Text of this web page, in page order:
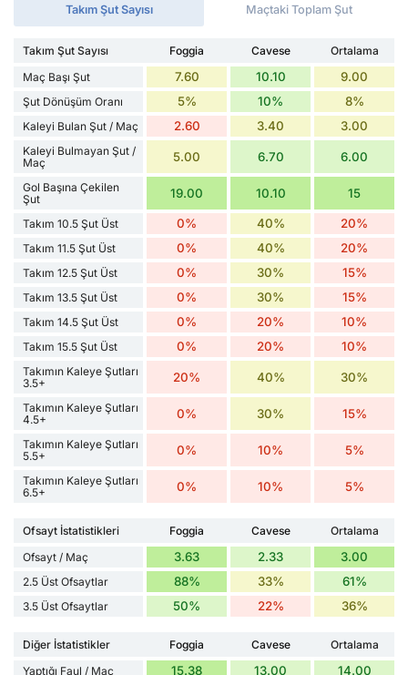
Takım Şut Sayısı Maçtaki Toplam Şut
Takım Şut Sayısı Foggia Cavese
Ortalama
Maç Başı Şut
7.60 10.10 9.00
Şut Dönüşüm Oranı 5% 10% 8%
Kaleyi Bulan Şut / Maç 2.60 3.40 3.00
Kaleyi Bulmayan Şut /
Maç
5.00 6.70 6.00
Gol Başına Çekilen
Şut
19.00 10.10 15
Takım 10.5 Şut Üst 0% 40% 20%
Takım 11.5 Şut Üst 0% 40% 20%
Takım 12.5 Şut Üst 0% 30% 15%
Takım 13.5 Şut Üst 0% 30% 15%
Takım 14.5 Şut Üst 0% 20% 10%
Takım 15.5 Şut Üst 0% 20% 10%
Takımın Kaleye Şutları
3.5+
20% 40% 30%
Takımın Kaleye Şutları
4.5+
0% 30% 15%
Takımın Kaleye Şutları
5.5+
0% 10% 5%
Takımın Kaleye Şutları
6.5+
0% 10% 5%
Ofsayt İstatistikleri Foggia Cavese
Ortalama
Ofsayt / Maç
3.63 2.33 3.00
2.5 Üst Ofsaytlar 88% 33% 61%
3.5 Üst Ofsaytlar 50% 22% 36%
Diğer İstatistikler Foggia Cavese
Ortalama
Yaptığı Faul / Maç
15.38 13.00 14.00